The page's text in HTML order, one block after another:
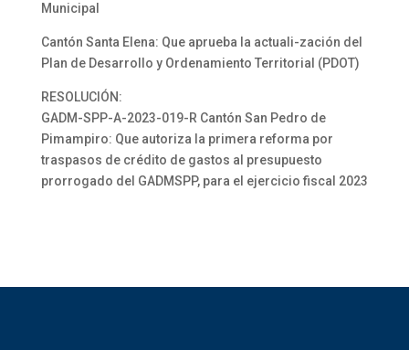
Municipal
Cantón Santa Elena: Que aprueba la actuali-zación del
Plan de Desarrollo y Ordenamiento Territorial (PDOT)
RESOLUCIÓN:
GADM-SPP-A-2023-019-R Cantón San Pedro de
Pimampiro: Que autoriza la primera reforma por
traspasos de crédito de gastos al presupuesto
prorrogado del GADMSPP, para el ejercicio fiscal 2023